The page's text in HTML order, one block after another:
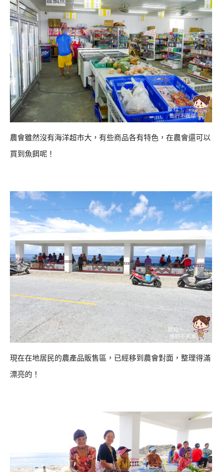
農會雖然沒有海洋超市大，有些商品各有特色，在農會還可以
買到魚餌呢！
現在在地居民的農產品販售區，已經移到農會對面，整理得滿
漂亮的！